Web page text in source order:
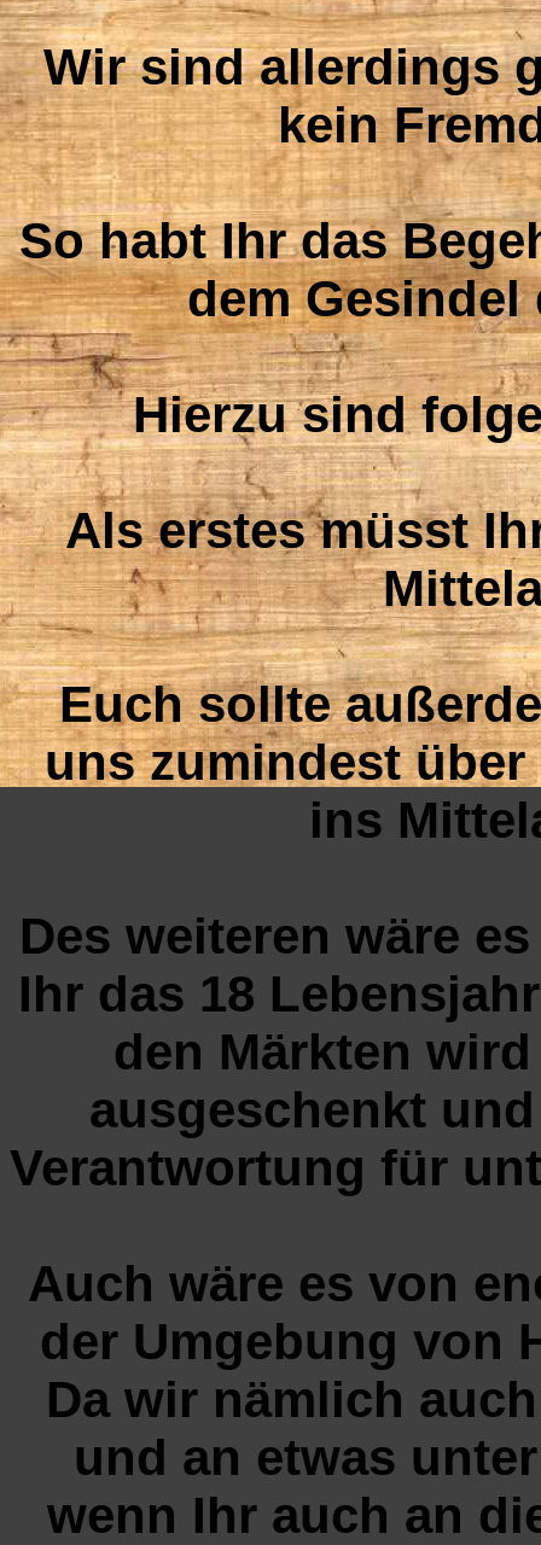
Wir sind allerdings
kein
So habt Ihr das
dem Gesindel
Hierzu sind
Als erstes müsst
Euch sollte
uns zumindest
ins
Des weiteren wäre
Ihr das 18
den Märkten
ausgeschenkt
Verantwortung für
Auch wäre es von
der Umgebung von
Da wir nämlich
und an etwas
wenn Ihr auch an